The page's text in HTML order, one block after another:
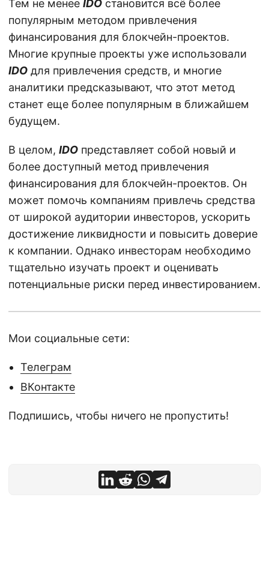
Тем не менее IDO становится всё более
популярным методом привлечения
финансирования для блокчейн-проектов.
Многие крупные проекты уже использовали
IDO для привлечения средств, и многие
аналитики предсказывают, что этот метод
станет еще более популярным в ближайшем
будущем.
В целом, IDO представляет собой новый и
более доступный метод привлечения
финансирования для блокчейн-проектов. Он
может помочь компаниям привлечь средства
от широкой аудитории инвесторов, ускорить
достижение ликвидности и повысить доверие
к компании. Однако инвесторам необходимо
тщательно изучать проект и оценивать
потенциальные риски перед инвестированием.
Мои социальные сети:
Телеграм
ВКонтакте
Подпишись, чтобы ничего не пропустить!